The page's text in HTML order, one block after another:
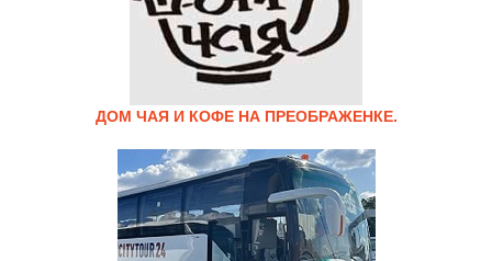
ДОМ ЧАЯ И КОФЕ НА ПРЕОБРАЖЕНКЕ.